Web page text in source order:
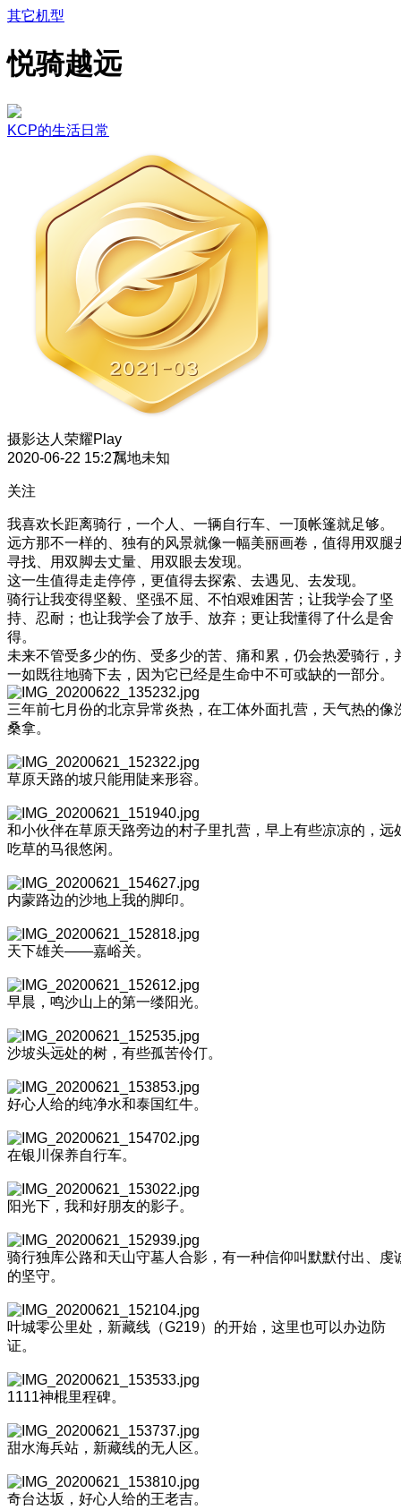
其它机型
悦骑越远
KCP的生活日常
摄影达人 荣耀Play
2020-06-22 15:27属地未知
关注
我喜欢长距离骑行，一个人、一辆自行车、一顶帐篷就足够。
远方那不一样的、独有的风景就像一幅美丽画卷，值得用双腿
寻找、用双脚去丈量、用双眼去发现。
这一生值得走走停停，更值得去探索、去遇见、去发现。
骑行让我变得坚毅、坚强不屈、不怕艰难困苦；让我学会了坚
持、忍耐；也让我学会了放手、放弃；更让我懂得了什么是舍
得。
未来不管受多少的伤、受多少的苦、痛和累，仍会热爱骑行，
一如既往地骑下去，因为它已经是生命中不可或缺的一部分。
三年前七月份的北京异常炎热，在工体外面扎营，天气热的像
桑拿。
草原天路的坡只能用陡来形容。
和小伙伴在草原天路旁边的村子里扎营，早上有些凉凉的，远
吃草的马很悠闲。
内蒙路边的沙地上我的脚印。
天下雄关——嘉峪关。
早晨，鸣沙山上的第一缕阳光。
沙坡头远处的树，有些孤苦伶仃。
好心人给的纯净水和泰国红牛。
在银川保养自行车。
阳光下，我和好朋友的影子。
骑行独库公路和天山守墓人合影，有一种信仰叫默默付出、虔
的坚守。
叶城零公里处，新藏线（G219）的开始，这里也可以办边防
证。
1111神棍里程碑。
甜水海兵站，新藏线的无人区。
奇台达坂，好心人给的王老吉。